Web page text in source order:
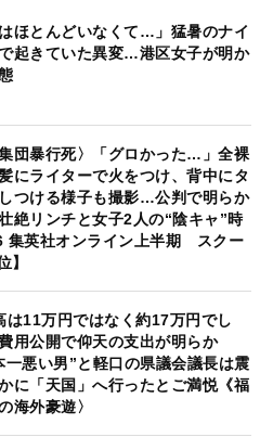
はほとんどいなくて…」猛暑のナイ
起きていた異変…港区女子が明か
集団暴行死〉「グロかった…」全裸
にライターで火をつけ、背中にタ
つける様子も撮影…公判で明らか
絶リンチと女子2人の“陰キャ”時
集英社オンライン上半期 スクー
】
は11万円ではなく約17万円でし
用公開で仰天の支出が明らか
悪い男”と軽口の県議会議長は震
に「天国」へ行ったとご満悦《福
海外豪遊〉